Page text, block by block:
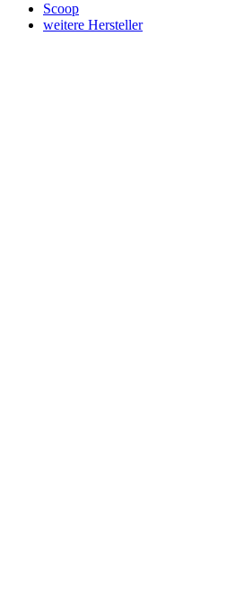
Scoop
weitere Hersteller